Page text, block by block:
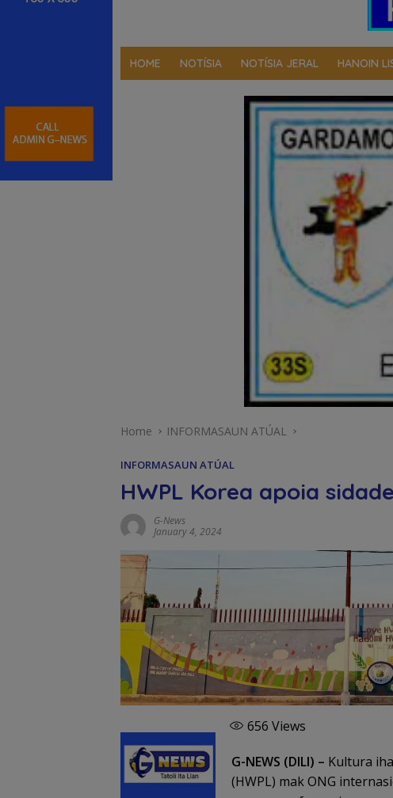
HOME NOTÍSIA NOTÍSIA JERAL HANOIN
Home INFORMASAUN ATÚAL
INFORMASAUN ATÚAL
HWPL Korea apoia
G-News
January 4, 2024
656 Views
G-NEWS (DILI) – Kultura
(HWPL) mak ONG